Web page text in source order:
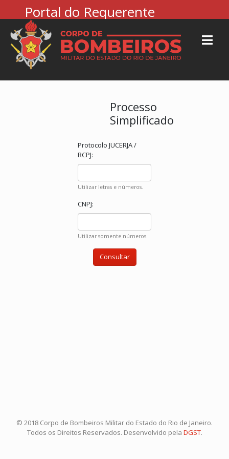
Portal do Requerente
Processo
Simplificado
Protocolo JUCERJA /
RCPJ:
Utilizar letras e números.
CNPJ:
Utilizar somente números.
© 2018 Corpo de Bombeiros Militar do Estado do Rio de Janeiro.
Todos os Direitos Reservados. Desenvolvido pela DGST.